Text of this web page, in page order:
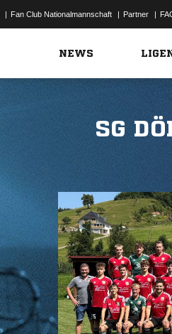
| Fan Club Nationalmannschaft | Partner |
NEWS
SG